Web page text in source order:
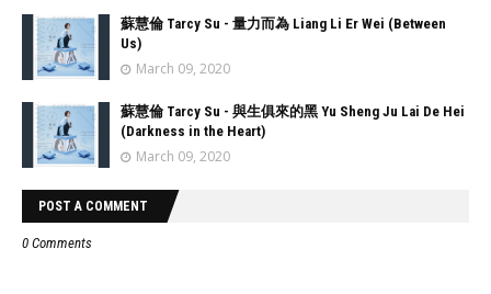
蘇慧倫 Tarcy Su - 量力而為 Liang Li Er Wei (Between
Us)
March 09, 2020
蘇慧倫 Tarcy Su - 與生俱來的黑 Yu Sheng Ju Lai De Hei
(Darkness in the Heart)
March 09, 2020
POST A COMMENT
0 Comments